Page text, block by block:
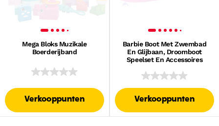
Mega Bloks Muzikale
Boerderijband
Verkooppunten
Barbie Boot Met Zwembad
En Glijbaan, Droomboot
Speelset En Accessoires
Verkooppunten